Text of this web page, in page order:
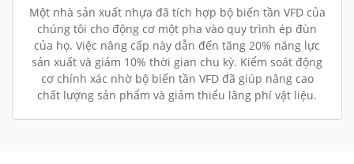
Một nhà sản xuất nhựa đã tích hợp bộ biến tần VFD của
chúng tôi cho động cơ một pha vào quy trình ép đùn
của họ. Việc nâng cấp này dẫn đến tăng 20% năng lực
sản xuất và giảm 10% thời gian chu kỳ. Kiểm soát động
cơ chính xác nhờ bộ biến tần VFD đã giúp nâng cao
chất lượng sản phẩm và giảm thiểu lãng phí vật liệu.